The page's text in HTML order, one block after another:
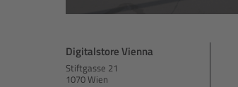
Digitalstore Vienna
Stiftgasse 21
1070 Wien